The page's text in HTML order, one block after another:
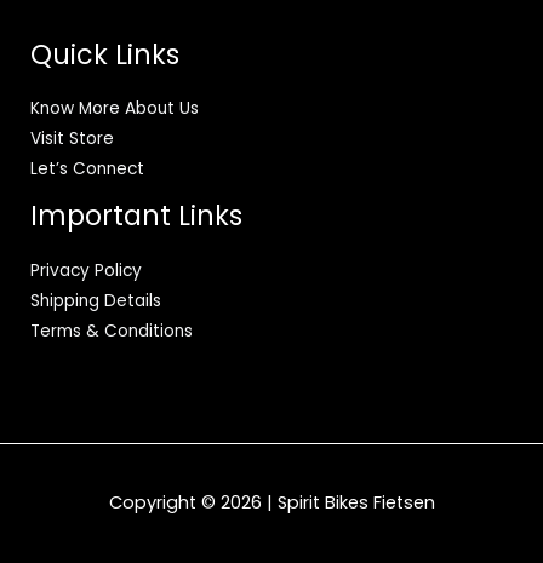
Quick Links
Know More About Us
Visit Store
Let’s Connect
Important Links
Privacy Policy
Shipping Details
Terms & Conditions
Copyright © 2026 | Spirit Bikes Fietsen